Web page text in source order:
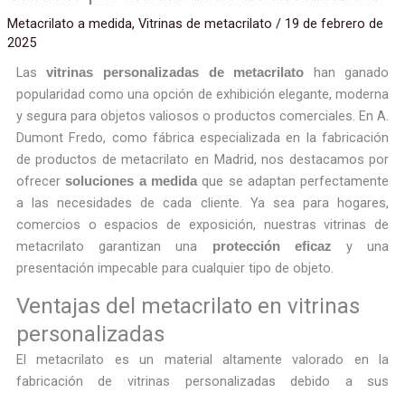
Metacrilato a medida, Vitrinas de metacrilato / 19 de febrero de
2025
Lasvitrinas personalizadas de metacrilato han ganado
popularidad como una opción de exhibición elegante, moderna
y segura para objetos valiosos o productos comerciales. En A.
Dumont Fredo, como fábrica especializada en la fabricación
de productos de metacrilato en Madrid, nos destacamos por
ofrecersoluciones a medidaque se adaptan perfectamente
a las necesidades de cada cliente. Ya sea para hogares,
comercios o espacios de exposición, nuestras vitrinas de
metacrilato garantizan una
protección eficaz
y una
presentación impecable para cualquier tipo de objeto.
Ventajas del metacrilato en vitrinas
personalizadas
El metacrilato es un material altamente valorado en la
fabricación de vitrinas personalizadas debido a sus